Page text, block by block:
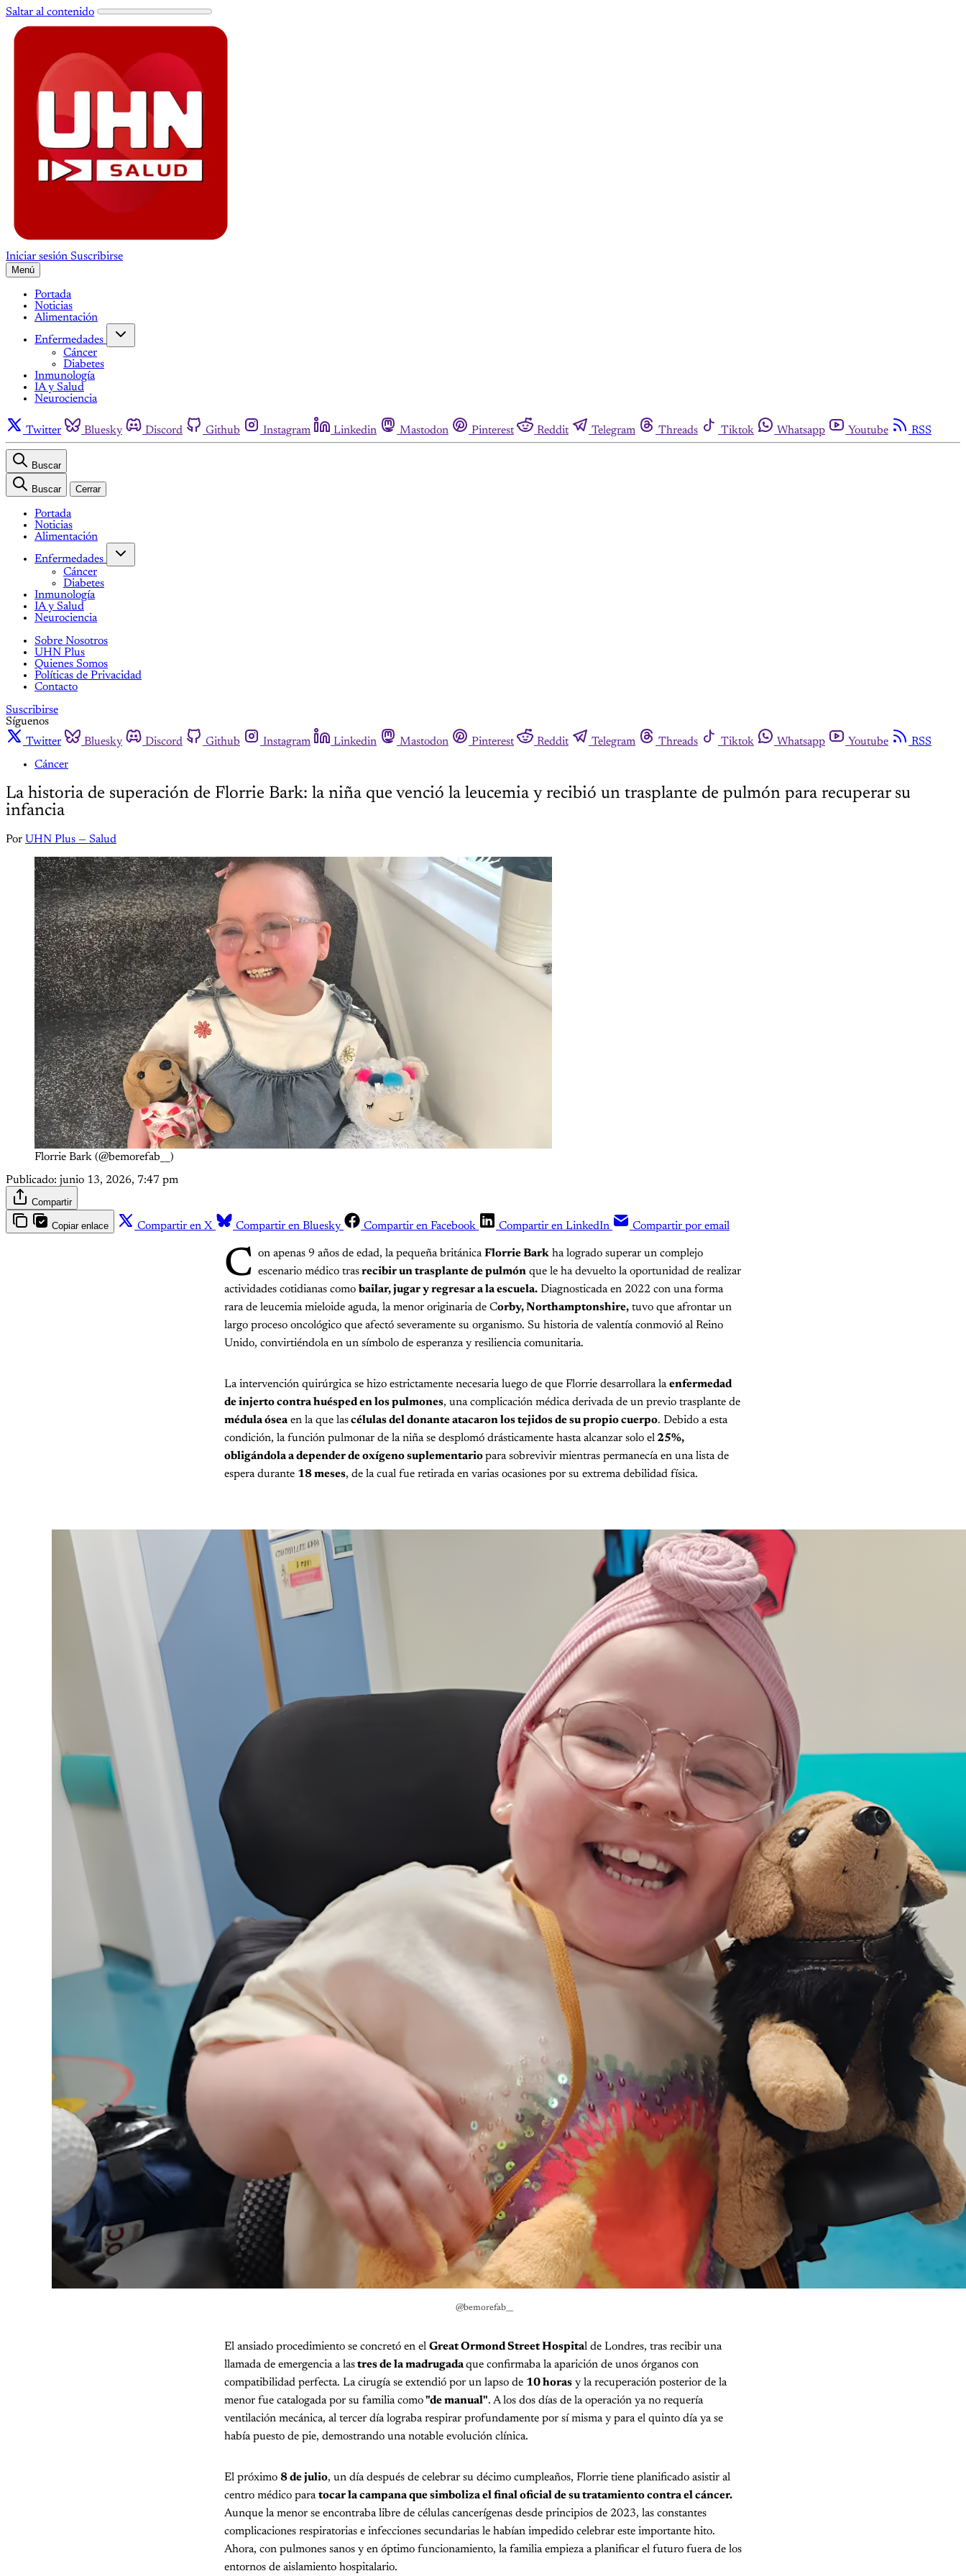
Saltar al contenido
Iniciar sesión Suscribirse
Menú
Portada
Noticias
Alimentación
Enfermedades
Cáncer
Diabetes
Inmunología
IA y Salud
Neurociencia
Twitter Bluesky Discord Github Instagram Linkedin Mastodon Pinterest Reddit Telegram Threads Tiktok Whatsapp Youtube RSS
Buscar
Buscar Cerrar
Portada
Noticias
Alimentación
Enfermedades
Cáncer
Diabetes
Inmunología
IA y Salud
Neurociencia
Sobre Nosotros
UHN Plus
Quienes Somos
Políticas de Privacidad
Contacto
Suscribirse
Síguenos
Twitter
Bluesky Discord Github Instagram Linkedin Mastodon Pinterest Reddit Telegram Threads Tiktok Whatsapp Youtube
RSS
Cáncer
La historia de superación de Florrie Bark: la niña que venció la leucemia y recibió un trasplante de pulmón para recuperar su
infancia
Por UHN Plus — Salud
Florrie Bark (@bemorefab__)
Publicado: junio 13, 2026, 7:47 pm
Compartir
Copiar enlace Compartir en X Compartir en Bluesky Compartir en Facebook Compartir en LinkedIn Compartir por email
C on apenas 9 años de edad, la pequeña británicaFlorrie Bark ha logrado superar un complejo
escenario médico trasrecibir un trasplante de pulmón que le ha devuelto la oportunidad de realizar
actividades cotidianas como bailar, jugar y regresar a la escuela. Diagnosticada en 2022 con una forma
rara de leucemia mieloide aguda, la menor originaria de Corby, Northamptonshire, tuvo que afrontar un
largo proceso oncológico que afectó severamente su organismo. Su historia de valentía conmovió al Reino
Unido, convirtiéndola en un símbolo de esperanza y resiliencia comunitaria.
La intervención quirúrgica se hizo estrictamente necesaria luego de que Florrie desarrollara laenfermedad
de injerto contra huésped en los pulmones, una complicación médica derivada de un previo trasplante de
médula ósea en la que lascélulas del donante atacaron los tejidos de su propio cuerpo. Debido a esta
condición, la función pulmonar de la niña se desplomó drásticamente hasta alcanzar solo el 25%,
obligándola a depender de oxígeno suplementariopara sobrevivir mientras permanecía en una lista de
espera durante 18 meses, de la cual fue retirada en varias ocasiones por su extrema debilidad física.
@bemorefab__
El ansiado procedimiento se concretó en el Great Ormond Street Hospital de Londres, tras recibir una
llamada de emergencia a lastres de la madrugadaque confirmaba la aparición de unos órganos con
compatibilidad perfecta. La cirugía se extendió por un lapso de 10 horas y la recuperación posterior de la
menor fue catalogada por su familia como"de manual". A los dos días de la operación ya no requería
ventilación mecánica, al tercer día lograba respirar profundamente por sí misma y para el quinto día ya se
había puesto de pie, demostrando una notable evolución clínica.
El próximo 8 de julio, un día después de celebrar su décimo cumpleaños, Florrie tiene planificado asistir al
centro médico paratocar la campana que simboliza el final oficial de su tratamiento contra el cáncer.
Aunque la menor se encontraba libre de células cancerígenas desde principios de 2023, las constantes
complicaciones respiratorias e infecciones secundarias le habían impedido celebrar este importante hito.
Ahora, con pulmones sanos y en óptimo funcionamiento, la familia empieza a planificar el futuro fuera de los
entornos de aislamiento hospitalario.